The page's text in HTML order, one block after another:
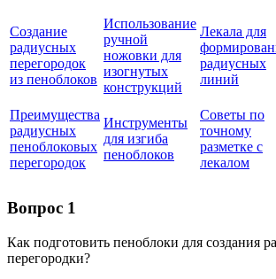
Создание
радиусных
перегородок
из пеноблоков
Использование
ручной
ножовки для
изогнутых
конструкций
Лекала для
радиусных
линий
Преимущества
радиусных
пеноблоковых
перегородок
Инструменты
для изгиба
пеноблоков
Советы по
точному
разметке с
лекалом
Вопрос 1
Как подготовить пеноблоки для создания
перегородки?